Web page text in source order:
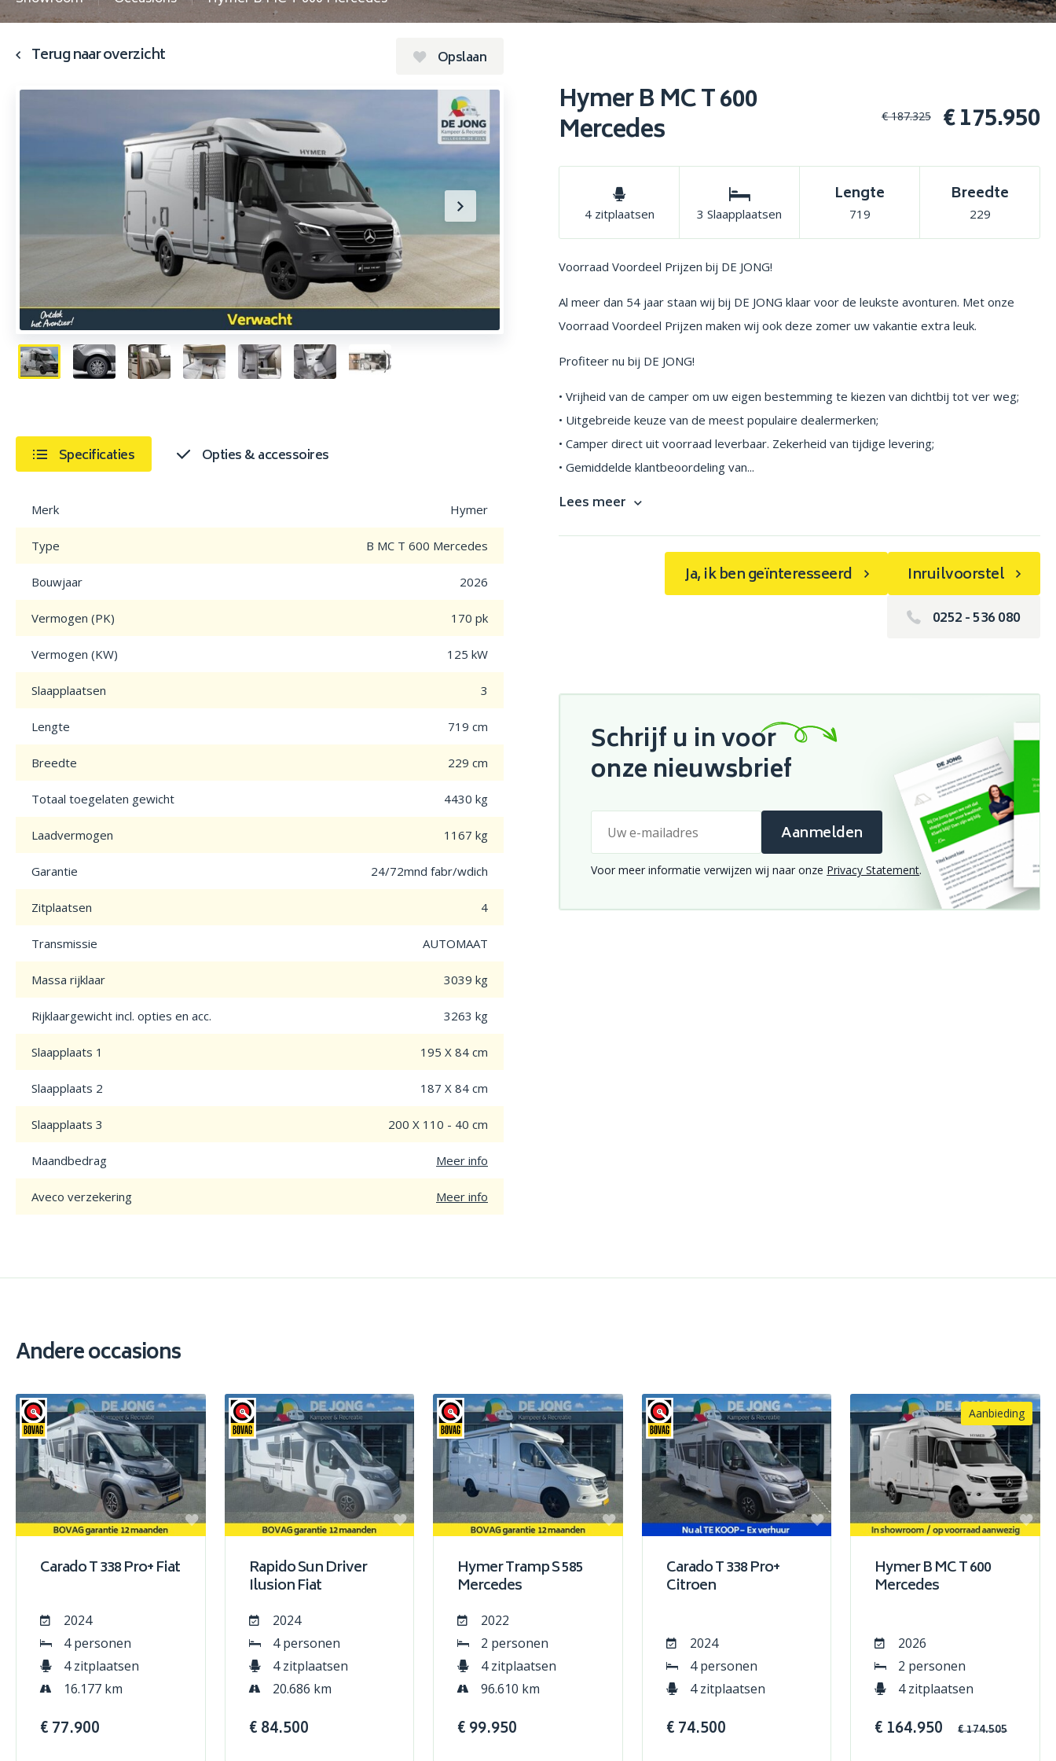
Terug naar overzicht Opslaan
Specificaties Opties & accessoires
Merk Hymer
Type B MC T 600 Mercedes
Bouwjaar 2026
Vermogen (PK) 170 pk
Vermogen (KW) 125 kW
Slaapplaatsen 3
Lengte 719 cm
Breedte 229 cm
Totaal toegelaten gewicht 4430 kg
Laadvermogen 1167 kg
Garantie 24/72mnd fabr/wdich
Zitplaatsen 4
Transmissie AUTOMAAT
Massa rijklaar 3039 kg
Rijklaargewicht incl. opties en acc. 3263 kg
Slaapplaats 1 195 X 84 cm
Slaapplaats 2 187 X 84 cm
Slaapplaats 3 200 X 110 - 40 cm
Maandbedrag Meer info
Aveco verzekering Meer info
Hymer B MC T 600
Mercedes € 187.325 € 175.950
4 zitplaatsen 3 Slaapplaatsen
Lengte
719
Breedte
229
Voorraad Voordeel Prijzen bij DE JONG!
Al meer dan 54 jaar staan wij bij DE JONG klaar voor de leukste avonturen. Met onze
Voorraad Voordeel Prijzen maken wij ook deze zomer uw vakantie extra leuk.
Profiteer nu bij DE JONG!
• Vrijheid van de camper om uw eigen bestemming te kiezen van dichtbij tot ver weg;
• Uitgebreide keuze van de meest populaire dealermerken;
• Camper direct uit voorraad leverbaar. Zekerheid van tijdige levering;
• Gemiddelde klantbeoordeling van...
Lees meer
Ja, ik ben geïnteresseerd
Inruilvoorstel
0252 - 536 080
Schrijf u in voor
onze nieuwsbrief
Aanmelden
Voor meer informatie verwijzen wij naar onze Privacy Statement.
Andere occasions
Carado T 338 Pro+ Fiat
2024
4 personen
4 zitplaatsen
16.177 km
€ 77.900
Rapido Sun Driver
Ilusion Fiat
2024
4 personen
4 zitplaatsen
20.686 km
€ 84.500
Hymer Tramp S 585
Mercedes
2022
2 personen
4 zitplaatsen
96.610 km
€ 99.950
Carado T 338 Pro+
Citroen
2024
4 personen
4 zitplaatsen
€ 74.500
Aanbieding
Hymer B MC T 600
Mercedes
2026
2 personen
4 zitplaatsen
€ 164.950 € 174.505